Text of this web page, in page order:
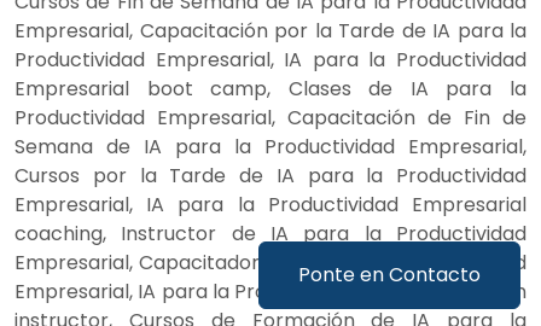
Ponte en Contacto
Empresarial, Capacitación por la Tarde de IA para la
Productividad Empresarial, IA para la Productividad
Empresarial boot camp, Clases de IA para la
Productividad Empresarial, Capacitación de Fin de
Semana de IA para la Productividad Empresarial,
Cursos por la Tarde de IA para la Productividad
Empresarial, IA para la Productividad Empresarial
coaching, Instructor de IA para la Productividad
Empresarial, Capacitador de IA para la Productividad
Empresarial, IA para la Productividad Empresarial con